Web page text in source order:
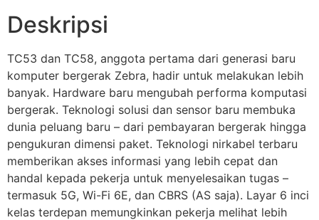
Deskripsi
TC53 dan TC58, anggota pertama dari generasi baru
komputer bergerak Zebra, hadir untuk melakukan lebih
banyak. Hardware baru mengubah performa komputasi
bergerak. Teknologi solusi dan sensor baru membuka
dunia peluang baru – dari pembayaran bergerak hingga
pengukuran dimensi paket. Teknologi nirkabel terbaru
memberikan akses informasi yang lebih cepat dan
handal kepada pekerja untuk menyelesaikan tugas –
termasuk 5G, Wi-Fi 6E, dan CBRS (AS saja). Layar 6 inci
kelas terdepan memungkinkan pekerja melihat lebih